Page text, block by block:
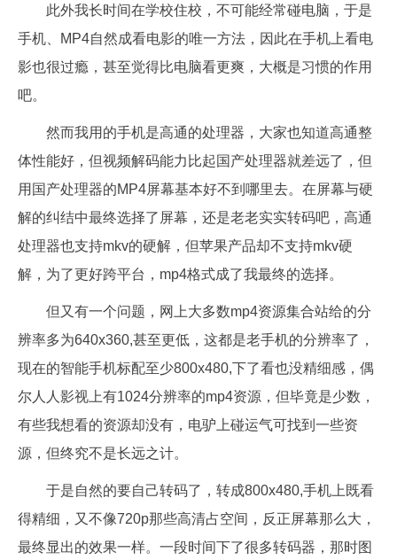
此外我长时间在学校住校，不可能经常碰电脑，于是
手机、MP4自然成看电影的唯一方法，因此在手机上看电
影也很过瘾，甚至觉得比电脑看更爽，大概是习惯的作用
吧。
然而我用的手机是高通的处理器，大家也知道高通整
体性能好，但视频解码能力比起国产处理器就差远了，但
用国产处理器的MP4屏幕基本好不到哪里去。在屏幕与硬
解的纠结中最终选择了屏幕，还是老老实实转码吧，高通
处理器也支持mkv的硬解，但苹果产品却不支持mkv硬
解，为了更好跨平台，mp4格式成了我最终的选择。
但又有一个问题，网上大多数mp4资源集合站给的分
辨率多为640x360,甚至更低，这都是老手机的分辨率了，
现在的智能手机标配至少800x480,下了看也没精细感，偶
尔人人影视上有1024分辨率的mp4资源，但毕竟是少数，
有些我想看的资源却没有，电驴上碰运气可找到一些资
源，但终究不是长远之计。
于是自然的要自己转码了，转成800x480,手机上既看
得精细，又不像720p那些高清占空间，反正屏幕那么大，
最终显出的效果一样。一段时间下了很多转码器，那时图